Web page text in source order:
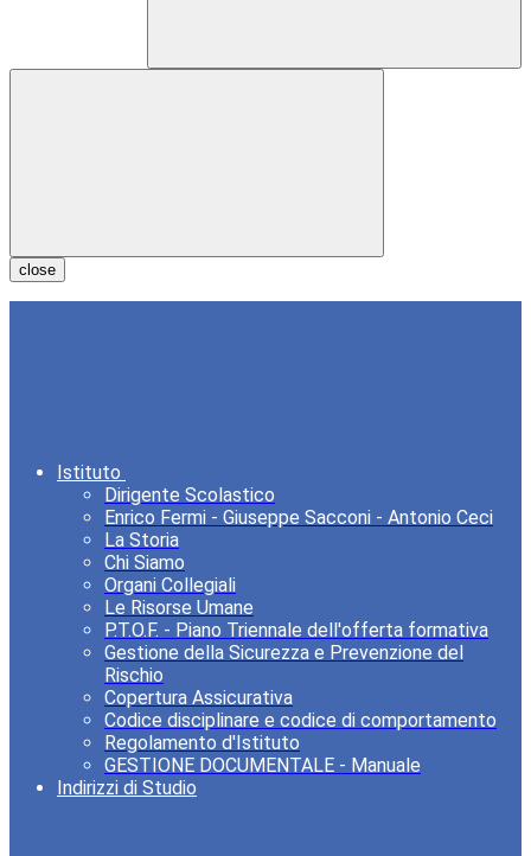
close
Istituto
Dirigente Scolastico
Enrico Fermi - Giuseppe Sacconi - Antonio Ceci
La Storia
Chi Siamo
Organi Collegiali
Le Risorse Umane
P.T.O.F. - Piano Triennale dell'offerta formativa
Gestione della Sicurezza e Prevenzione del
Rischio
Copertura Assicurativa
Codice disciplinare e codice di comportamento
Regolamento d'Istituto
GESTIONE DOCUMENTALE - Manuale
Indirizzi di Studio